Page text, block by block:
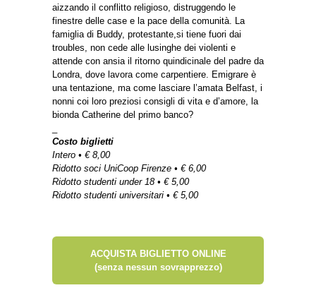
aizzando il conflitto religioso, distruggendo le
finestre delle case e la pace della comunità. La
famiglia di Buddy, protestante,si tiene fuori dai
troubles, non cede alle lusinghe dei violenti e
attende con ansia il ritorno quindicinale del padre da
Londra, dove lavora come carpentiere. Emigrare è
una tentazione, ma come lasciare l’amata Belfast, i
nonni coi loro preziosi consigli di vita e d’amore, la
bionda Catherine del primo banco?
Costo biglietti
Intero • € 8,00
Ridotto soci UniCoop Firenze • € 6,00
Ridotto studenti under 18 • € 5,00
Ridotto studenti universitari • € 5,00
ACQUISTA BIGLIETTO ONLINE
(senza nessun sovrapprezzo)